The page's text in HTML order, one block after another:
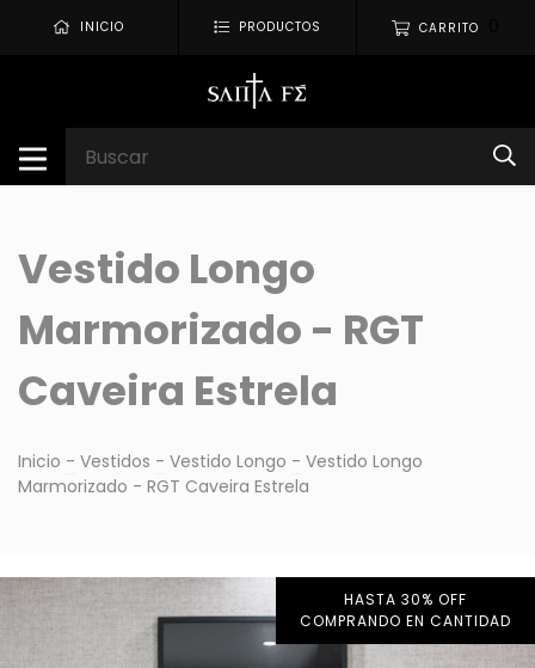
INICIO PRODUCTOS CARRITO
Vestido Longo
Marmorizado - RGT
Caveira Estrela
Inicio - Vestidos - Vestido Longo - Vestido Longo
Marmorizado - RGT Caveira Estrela
HASTA 30% OFF
COMPRANDO EN CANTIDAD